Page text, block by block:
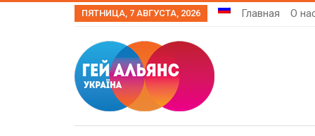
ПЯТНИЦА, 7 АВГУСТА, 2026 Главная О